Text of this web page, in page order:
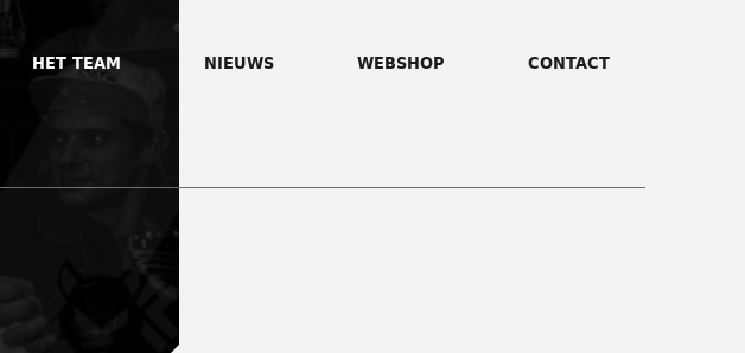
HET TEAM NIEUWS WEBSHOP CONTACT